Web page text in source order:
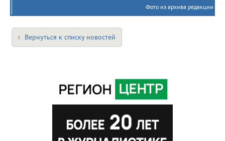
Фото из архива редакции
Вернуться к списку новостей